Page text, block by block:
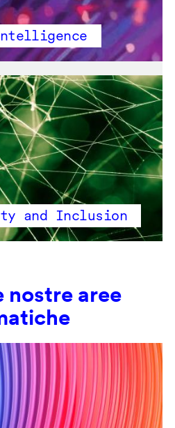
and Inclusion
nostre aree